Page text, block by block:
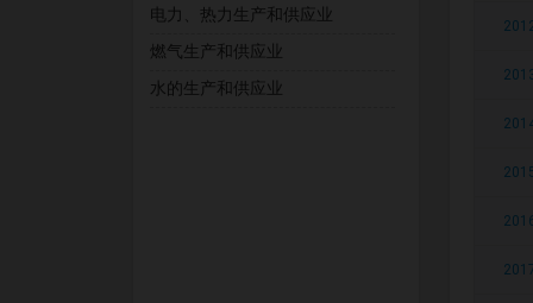
电力、热力生产和供应业
燃气生产和供应业
水的生产和供应业